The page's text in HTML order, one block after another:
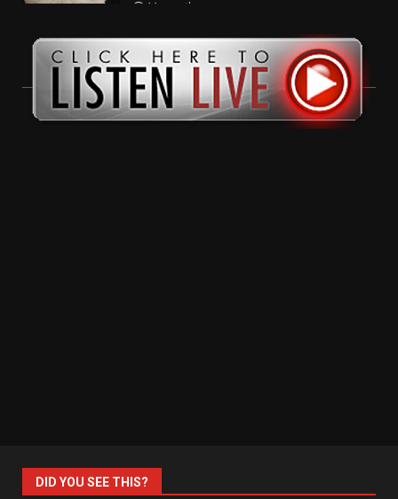
11 months ago
DID YOU SEE THIS?